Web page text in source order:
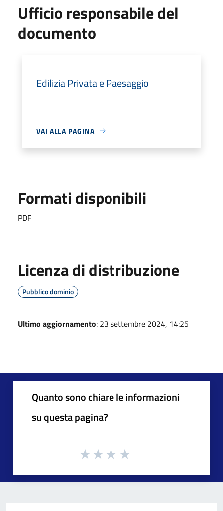
Ufficio responsabile del
documento
Edilizia Privata e Paesaggio
VAI ALLA PAGINA
Formati disponibili
PDF
Licenza di distribuzione
Pubblico dominio
Ultimo aggiornamento: 23 settembre 2024, 14:25
Quanto sono chiare le informazioni
su questa pagina?